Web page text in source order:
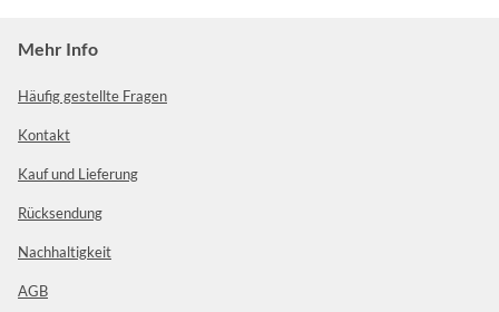
Mehr Info
Häufig gestellte Fragen
Kontakt
Kauf und Lieferung
Rücksendung
Nachhaltigkeit
AGB